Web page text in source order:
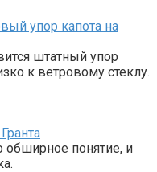
упор капота на
штатный упор
к ветровому стеклу.
обширное понятие, и